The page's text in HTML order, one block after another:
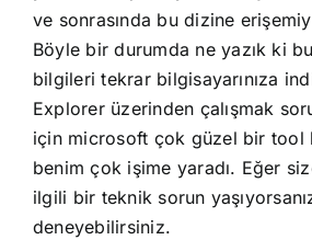
ve sonrasında bu dizine
Böyle bir durumda ne yazık ki
bilgileri tekrar bilgisayarınıza
Explorer üzerinden çalışmak
için microsoft çok güzel bir tool
benim çok işime yaradı. Eğer
ilgili bir teknik sorun
deneyebilirsiniz.